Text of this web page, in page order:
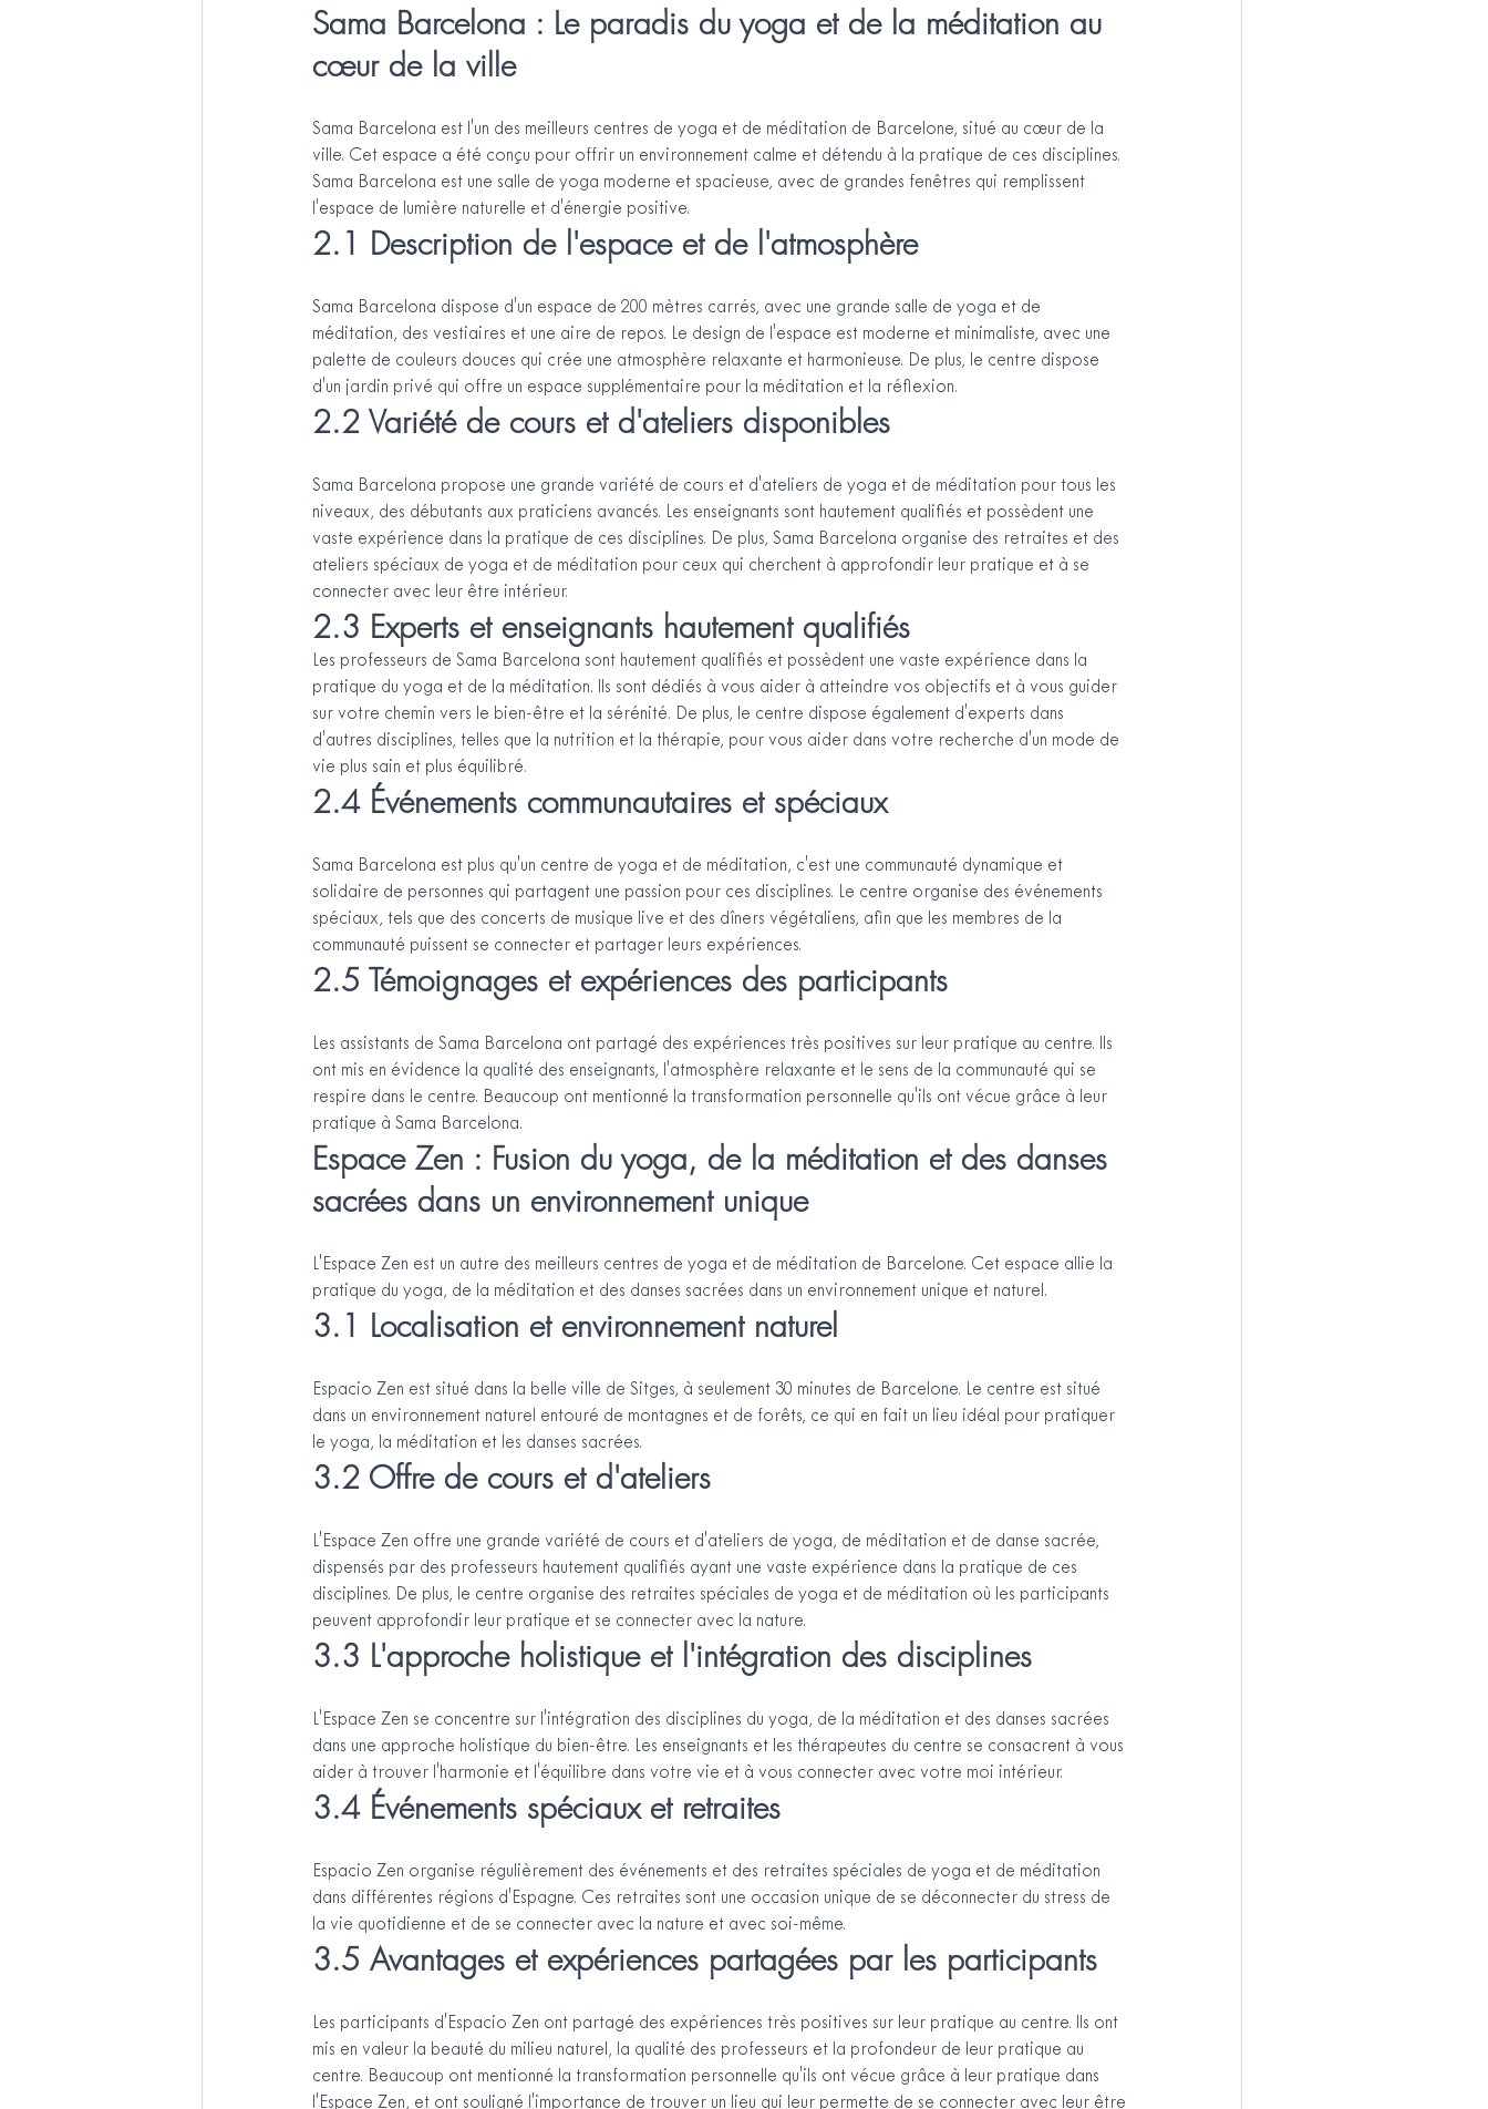
Sama Barcelona : Le paradis du yoga et de la méditation au
cœur de la ville
Sama Barcelona est l'un des meilleurs centres de yoga et de méditation de Barcelone, situé au cœur de la
ville. Cet espace a été conçu pour offrir un environnement calme et détendu à la pratique de ces disciplines.
Sama Barcelona est une salle de yoga moderne et spacieuse, avec de grandes fenêtres qui remplissent
l'espace de lumière naturelle et d'énergie positive.
2.1 Description de l'espace et de l'atmosphère
Sama Barcelona dispose d'un espace de 200 mètres carrés, avec une grande salle de yoga et de
méditation, des vestiaires et une aire de repos. Le design de l'espace est moderne et minimaliste, avec une
palette de couleurs douces qui crée une atmosphère relaxante et harmonieuse. De plus, le centre dispose
d'un jardin privé qui offre un espace supplémentaire pour la méditation et la réflexion.
2.2 Variété de cours et d'ateliers disponibles
Sama Barcelona propose une grande variété de cours et d'ateliers de yoga et de méditation pour tous les
niveaux, des débutants aux praticiens avancés. Les enseignants sont hautement qualifiés et possèdent une
vaste expérience dans la pratique de ces disciplines. De plus, Sama Barcelona organise des retraites et des
ateliers spéciaux de yoga et de méditation pour ceux qui cherchent à approfondir leur pratique et à se
connecter avec leur être intérieur.
2.3 Experts et enseignants hautement qualifiés
Les professeurs de Sama Barcelona sont hautement qualifiés et possèdent une vaste expérience dans la
pratique du yoga et de la méditation. Ils sont dédiés à vous aider à atteindre vos objectifs et à vous guider
sur votre chemin vers le bien-être et la sérénité. De plus, le centre dispose également d'experts dans
d'autres disciplines, telles que la nutrition et la thérapie, pour vous aider dans votre recherche d'un mode de
vie plus sain et plus équilibré.
2.4 Événements communautaires et spéciaux
Sama Barcelona est plus qu'un centre de yoga et de méditation, c'est une communauté dynamique et
solidaire de personnes qui partagent une passion pour ces disciplines. Le centre organise des événements
spéciaux, tels que des concerts de musique live et des dîners végétaliens, afin que les membres de la
communauté puissent se connecter et partager leurs expériences.
2.5 Témoignages et expériences des participants
Les assistants de Sama Barcelona ont partagé des expériences très positives sur leur pratique au centre. Ils
ont mis en évidence la qualité des enseignants, l'atmosphère relaxante et le sens de la communauté qui se
respire dans le centre. Beaucoup ont mentionné la transformation personnelle qu'ils ont vécue grâce à leur
pratique à Sama Barcelona.
Espace Zen : Fusion du yoga, de la méditation et des danses
sacrées dans un environnement unique
L'Espace Zen est un autre des meilleurs centres de yoga et de méditation de Barcelone. Cet espace allie la
pratique du yoga, de la méditation et des danses sacrées dans un environnement unique et naturel.
3.1 Localisation et environnement naturel
Espacio Zen est situé dans la belle ville de Sitges, à seulement 30 minutes de Barcelone. Le centre est situé
dans un environnement naturel entouré de montagnes et de forêts, ce qui en fait un lieu idéal pour pratiquer
le yoga, la méditation et les danses sacrées.
3.2 Offre de cours et d'ateliers
L'Espace Zen offre une grande variété de cours et d'ateliers de yoga, de méditation et de danse sacrée,
dispensés par des professeurs hautement qualifiés ayant une vaste expérience dans la pratique de ces
disciplines. De plus, le centre organise des retraites spéciales de yoga et de méditation où les participants
peuvent approfondir leur pratique et se connecter avec la nature.
3.3 L'approche holistique et l'intégration des disciplines
L'Espace Zen se concentre sur l'intégration des disciplines du yoga, de la méditation et des danses sacrées
dans une approche holistique du bien-être. Les enseignants et les thérapeutes du centre se consacrent à vous
aider à trouver l'harmonie et l'équilibre dans votre vie et à vous connecter avec votre moi intérieur.
3.4 Événements spéciaux et retraites
Espacio Zen organise régulièrement des événements et des retraites spéciales de yoga et de méditation
dans différentes régions d'Espagne. Ces retraites sont une occasion unique de se déconnecter du stress de
la vie quotidienne et de se connecter avec la nature et avec soi-même.
3.5 Avantages et expériences partagées par les participants
Les participants d'Espacio Zen ont partagé des expériences très positives sur leur pratique au centre. Ils ont
mis en valeur la beauté du milieu naturel, la qualité des professeurs et la profondeur de leur pratique au
centre. Beaucoup ont mentionné la transformation personnelle qu'ils ont vécue grâce à leur pratique dans
l'Espace Zen, et ont souligné l'importance de trouver un lieu qui leur permette de se connecter avec leur être